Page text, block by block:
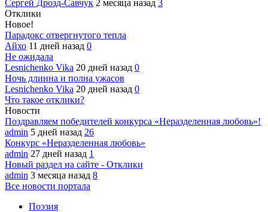
Сергей Дрозд-Савчук 2 месяца назад 3
Отклики
Новое!
Парадокс отвергнутого тепла
Айхо 11 дней назад 0
Не ожидала
Lesnichenko Vika 20 дней назад 0
Ночь длинна и полна ужасов
Lesnichenko Vika 20 дней назад 0
Что такое отклики?
Новости
Поздравляем победителей конкурса «Неразделенная любовь»!
admin 5 дней назад 26
Конкурс «Неразделенная любовь»
admin 27 дней назад 1
Новый раздел на сайте - Отклики
admin 3 месяца назад 8
Все новости портала
Поэзия